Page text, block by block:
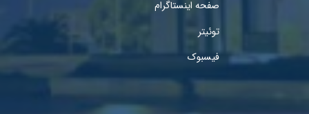
صفحه اینستاگرام
توئیتر
فیسبوک